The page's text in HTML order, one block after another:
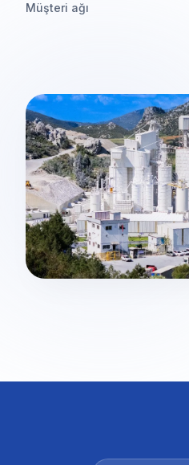
Müşteri ağı